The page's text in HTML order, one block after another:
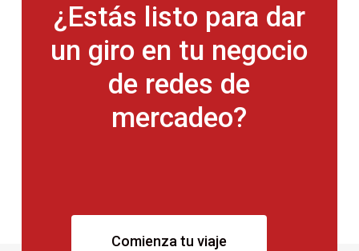
¿Estás listo para dar
un giro en tu negocio
de redes de
mercadeo?
Comienza tu viaje